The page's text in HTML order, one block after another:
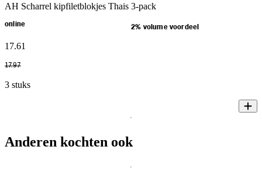
AH Scharrel kipfiletblokjes Thais 3-pack
online 2% volume voordeel
17.61
17.97
3 stuks
Anderen kochten ook